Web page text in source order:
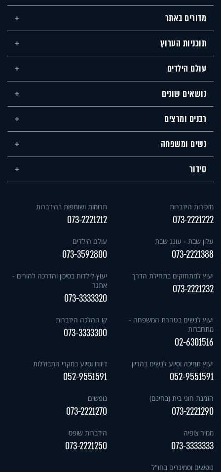
מדורים באתר
תוכניות הערוץ
עולם הילדים
נושאים שונים
רבנים ומרצים
נשים ומשפחה
סידור
מזכירות הידברות
073-2221222
תרומות ושותפות בהידברות
073-2221212
עלון שבת - עונג שבת
073-2221388
עולם הילדים
073-3592800
יעוץ למתחזקים בתחילת הדרך
073-2221232
יעוץ לילדות בסיכון והדרכה להורים -
אתגר
073-3333320
יעוץ לנשים בטהרת המשפחה -
מתחברות
02-6301516
קו ההלכה הידברות
073-3333300
יעוץ תמיכה וסיוע לנשים בהריון
052-9551591
דיווח וסיוע במקרי התבוללות
052-9551591
הזמנת חוגי בית (בחינם)
073-2221290
נופשים
073-2221270
ממיר צופיה
073-3333333
הידברות שופס
073-2221250
נופשים וסמינרים בחו"ל